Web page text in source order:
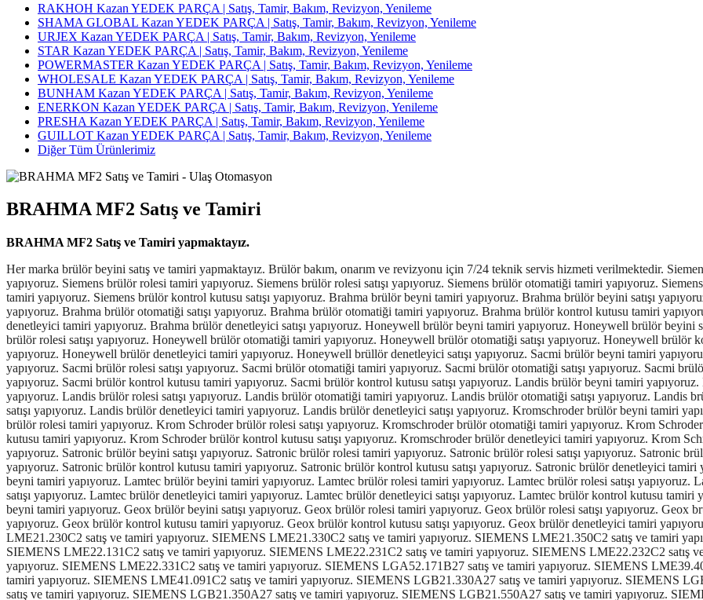
RAKHOH Kazan YEDEK PARÇA | Satış, Tamir, Bakım, Revizyon, Yenileme
SHAMA GLOBAL Kazan YEDEK PARÇA | Satış, Tamir, Bakım, Revizyon, Yenileme
URJEX Kazan YEDEK PARÇA | Satış, Tamir, Bakım, Revizyon, Yenileme
STAR Kazan YEDEK PARÇA | Satış, Tamir, Bakım, Revizyon, Yenileme
POWERMASTER Kazan YEDEK PARÇA | Satış, Tamir, Bakım, Revizyon, Yenileme
WHOLESALE Kazan YEDEK PARÇA | Satış, Tamir, Bakım, Revizyon, Yenileme
BUNHAM Kazan YEDEK PARÇA | Satış, Tamir, Bakım, Revizyon, Yenileme
ENERKON Kazan YEDEK PARÇA | Satış, Tamir, Bakım, Revizyon, Yenileme
PRESHA Kazan YEDEK PARÇA | Satış, Tamir, Bakım, Revizyon, Yenileme
GUILLOT Kazan YEDEK PARÇA | Satış, Tamir, Bakım, Revizyon, Yenileme
Diğer Tüm Ürünlerimiz
BRAHMA MF2 Satış ve Tamiri
BRAHMA MF2 Satış ve Tamiri yapmaktayız.
Her marka brülör beyini satış ve tamiri yapmaktayız. Brülör bakım, onarım ve revizyonu için 7/24 teknik servis hizmeti verilmektedir. Siemens brülör beyni tamiri yapıyoruz. Siemens brülör beyini satışı yapıyoruz. Siemens brülör rolesi tamiri yapıyoruz. Siemens brülör rolesi satışı yapıyoruz. Siemens brülör otomatiği tamiri yapıyoruz. Siemens brülör otomatiği satışı yapıyoruz. Siemens brülör kontrol kutusu tamiri yapıyoruz. Siemens brülör kontrol kutusu satışı yapıyoruz. Brahma brülör beyni tamiri yapıyoruz. Brahma brülör beyini satışı yapıyoruz. Brahma brülör rolesi tamiri yapıyoruz. Brahma brülör rolesi satışı yapıyoruz. Brahma brülör otomatiği satışı yapıyoruz. Brahma brülör otomatiği tamiri yapıyoruz. Brahma brülör kontrol kutusu tamiri yapıyoruz. Brahma brülör kontrol kutusu satışı yapıyoruz. Brahma brülör denetleyici tamiri yapıyoruz. Brahma brülör denetleyici satışı yapıyoruz. Honeywell brülör beyni tamiri yapıyoruz. Honeywell brülör beyini satışı yapıyoruz. Honeywell brülör rolesi tamiri yapıyoruz. Honeywell brülör rolesi satışı yapıyoruz. Honeywell brülör otomatiği tamiri yapıyoruz. Honeywell brülör otomatiği satışı yapıyoruz. Honeywell brülör kontrol kutusu tamiri yapıyoruz. Honeywell brülör kontrol kutusu satışı yapıyoruz. Honeywell brülör denetleyici tamiri yapıyoruz. Honeywell brüllör denetleyici satışı yapıyoruz. Sacmi brülör beyni tamiri yapıyoruz. Sacmi brülör beyini satışı yapıyoruz. Sacmi brülör rolesi tamiri yapıyoruz. Sacmi brülör rolesi satışı yapıyoruz. Sacmi brülör otomatiği tamiri yapıyoruz. Sacmi brülör otomatiği satışı yapıyoruz. Sacmi brülör denetleyici tamiri yapıyoruz. Sacmi brülör denetleyici satışı yapıyoruz. Sacmi brülör kontrol kutusu tamiri yapıyoruz. Sacmi brülör kontrol kutusu satışı yapıyoruz. Landis brülör beyni tamiri yapıyoruz. Landis brülör beyini satışı yapıyoruz. Landis brülör rolesi tamiri yapıyoruz. Landis brülör rolesi satışı yapıyoruz. Landis brülör otomatiği tamiri yapıyoruz. Landis brülör otomatiği satışı yapıyoruz. Landis brülör kontrol kutusu tamiri yapıyoruz. Landis brülör kontrol kutusu satışı yapıyoruz. Landis brülör denetleyici tamiri yapıyoruz. Landis brülör denetleyici satışı yapıyoruz. Kromschroder brülör beyni tamiri yapıyoruz. Krom Schroder brülör beyni satışı yapıyoruz. Kromschroder brülör rolesi tamiri yapıyoruz. Krom Schroder brülör rolesi satışı yapıyoruz. Kromschroder brülör otomatiği tamiri yapıyoruz. Krom Schroder brülör otomatiği satışı yapıyoruz. Kromschroder brülör kontrol kutusu tamiri yapıyoruz. Krom Schroder brülör kontrol kutusu satışı yapıyoruz. Kromschroder brülör denetleyici tamiri yapıyoruz. Krom Schroder brülör denetleyici satışı yapıyoruz. Satronic brülör beyni tamiri yapıyoruz. Satronic brülör beyini satışı yapıyoruz. Satronic brülör rolesi tamiri yapıyoruz. Satronic brülör rolesi satışı yapıyoruz. Satronic brülör otomatiği tamiri yapıyoruz. Satronic brülör otomatiği satışı yapıyoruz. Satronic brülör kontrol kutusu tamiri yapıyoruz. Satronic brülör kontrol kutusu satışı yapıyoruz. Satronic brülör denetleyici tamiri yapıyoruz. Satronic brülör denetleyici satışı yapıyoruz. Lamtec brülör beyni tamiri yapıyoruz. Lamtec brülör beyini tamiri yapıyoruz. Lamtec brülör rolesi tamiri yapıyoruz. Lamtec brülör rolesi satışı yapıyoruz. Lamtec brülör otomatiği tamiri yapıyoruz. Lamtec brülör otomatiği satışı yapıyoruz. Lamtec brülör denetleyici tamiri yapıyoruz. Lamtec brülör denetleyici satışı yapıyoruz. Lamtec brülör kontrol kutusu tamiri yapıyoruz. Lamtec brülör kontrol kutusu satışı yapıyoruz. Geox brülör beyni tamiri yapıyoruz. Geox brülör beyini satışı yapıyoruz. Geox brülör rolesi tamiri yapıyoruz. Geox brülör rolesi satışı yapıyoruz. Geox brülör otomatiği tamiri yapıyoruz. Geox brülör otomatiği satışı yapıyoruz. Geox brülör kontrol kutusu tamiri yapıyoruz. Geox brülör kontrol kutusu satışı yapıyoruz. Geox brülör denetleyici tamiri yapıyoruz. SIEMENS LME21.130C2 satış ve tamiri yapıyoruz. SIEMENS LME21.230C2 satış ve tamiri yapıyoruz. SIEMENS LME21.330C2 satış ve tamiri yapıyoruz. SIEMENS LME21.350C2 satış ve tamiri yapıyoruz. SIEMENS LME21.550C2 satış ve tamiri yapıyoruz. SIEMENS LME22.131C2 satış ve tamiri yapıyoruz. SIEMENS LME22.231C2 satış ve tamiri yapıyoruz. SIEMENS LME22.232C2 satış ve tamiri yapıyoruz. SIEMENS LME22.233C2 satış ve tamiri yapıyoruz. SIEMENS LME22.331C2 satış ve tamiri yapıyoruz. SIEMENS LGA52.171B27 satış ve tamiri yapıyoruz. SIEMENS LME39.400A2 satış ve tamiri yapıyoruz. SIEMENS LME41.054C2 satış ve tamiri yapıyoruz. SIEMENS LME41.091C2 satış ve tamiri yapıyoruz. SIEMENS LGB21.330A27 satış ve tamiri yapıyoruz. SIEMENS LGB21.130A27 satış ve tamiri yapıyoruz. SIEMENS LGB21.230A27 satış ve tamiri yapıyoruz. SIEMENS LGB21.350A27 satış ve tamiri yapıyoruz. SIEMENS LGB21.550A27 satış ve tamiri yapıyoruz. SIEMENS LGB21.330A27 satış ve tamiri yapıyoruz. SIEMENS LGB22.230B27 satış ve tamiri yapıyoruz. SIEMENS LGB32.330A27 satış ve tamiri yapıyoruz. SIEMENS LGB22.130A27 satış ve tamiri yapıyoruz. SIEMENS LGB41.258A27 satış ve tamiri yapıyoruz. SIEMENS LGB22.330A27 satış ve tamiri yapıyoruz. SIEMENS LME11.330C2BT satış ve tamiri yapıyoruz. SIEMENS LME21.430C2BT satış ve tamiri yapıyoruz. SIEMENS LMO44.255C2BT satış ve tamiri yapıyoruz. SIEMENS LME22.233C2BT satış ve tamiri yapıyoruz. SIEMENS LME22.331C2BT satış ve tamiri yapıyoruz. SIEMENS LME21.330C2BT satış ve tamiri yapıyoruz. SIEMENS LME22.233C2RL satış ve tamiri yapıyoruz. SIEMENS LME21.430C2 satış ve tamiri yapıyoruz. SIEMENS LME21.130C2RL satış ve tamiri yapıyoruz. SIEMENS LME21.330A2BT satış ve tamiri yapıyoruz. SIEMENS LMO14.111C2BT satış ve tamiri yapıyoruz. SIEMENS LME22.131A2 satış ve tamiri yapıyoruz. SIEMENS LME21.130A2 satış ve tamiri yapıyoruz. SIEMENS LME21.230A2 satış ve tamiri yapıyoruz. SIEMENS LME21.330A2 satış ve tamiri yapıyoruz. SIEMENS LME21.350A1 satış ve tamiri yapıyoruz. SIEMENS LME21.350A2 satış ve tamiri yapıyoruz. SIEMENS LME21.550A2 satış ve tamiri yapıyoruz. SIEMENS LME22.131A2 satış ve tamiri yapıyoruz. SIEMENS LME22.131A2 satış ve tamiri yapıyoruz. SIEMENS LME22.131A2 satış ve tamiri yapıyoruz. SIEMENS LME11.230A2 satış ve tamiri yapıyoruz. SIEMENS LME22.331A1 satış ve tamiri yapıyoruz. SIEMENS LME22.333A2 satış ve tamiri yapıyoruz. SIEMENS LME23.331A2 satış ve tamiri yapıyoruz. SIEMENS LME23.351A2 satış ve tamiri yapıyoruz. SIEMENS LME39.400A2 satış ve tamiri yapıyoruz. SIEMENS LME41.051A2 satış ve tamiri yapıyoruz. SIEMENS LME41.053A2 satış ve tamiri yapıyoruz. SIEMENS LME41.054A2 satış ve tamiri yapıyoruz. SIEMENS LME41.071A2 satış ve tamiri yapıyoruz. SIEMENS LME41.091A2 satış ve tamiri yapıyoruz. SIEMENS LME41.092A2 satış ve tamiri yapıyoruz. SIEMENS LME41.052A2 satış ve tamiri yapıyoruz. SIEMENS LME44.057A2 satış ve tamiri yapıyoruz. SIEMENS LMG21.330B27 satış ve tamiri yapıyoruz. SIEMENS LGB22.330B27 satış ve tamiri yapıyoruz. SIEMENS LOA36.171B27 satış ve tamiri yapıyoruz. SIEMENS LMG22.330B27 satış ve tamiri yapıyoruz. SIEMENS LFL1.122 satış ve tamiri yapıyoruz. SIEMENS LFL1.133 satış ve tamiri yapıyoruz. SIEMENS LFL1.322